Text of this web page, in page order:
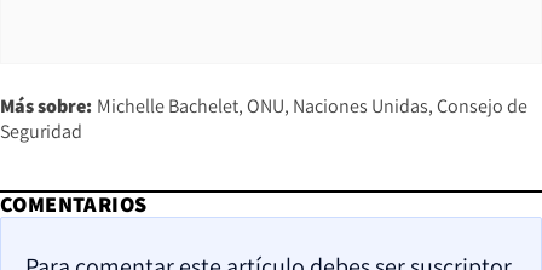
Más sobre: Michelle Bachelet ONU Naciones Unidas Consejo de
Seguridad
COMENTARIOS